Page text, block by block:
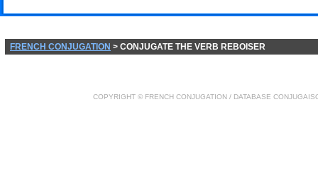
FRENCH CONJUGATION > CONJUGATE THE VERB REBOISER
COPYRIGHT © FRENCH CONJUGATION / DATABASE